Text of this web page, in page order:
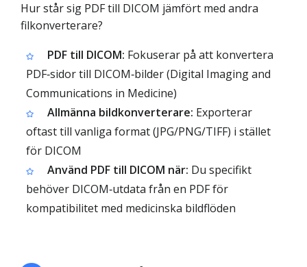
Hur står sig PDF till DICOM jämfört med andra
filkonverterare?
PDF till DICOM: Fokuserar på att konvertera
PDF‑sidor till DICOM‑bilder (Digital Imaging and
Communications in Medicine)
Allmänna bildkonverterare: Exporterar
oftast till vanliga format (JPG/PNG/TIFF) i stället
för DICOM
Använd PDF till DICOM när: Du specifikt
behöver DICOM‑utdata från en PDF för
kompatibilitet med medicinska bildflöden